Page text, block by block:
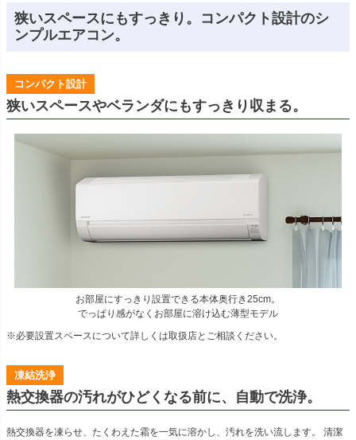
狭いスペースにもすっきり。コンパクト設計のシ
ンプルエアコン。
コンパクト設計
狭いスペースやベランダにもすっきり収まる。
お部屋にすっきり設置できる本体奥行き25cm。
でっぱり感がなくお部屋に溶け込む薄型モデル
※必要設置スペースについて詳しくは取扱店とご相談ください。
凍結洗浄
熱交換器の汚れがひどくなる前に、自動で洗浄。
熱交換器を凍らせ、たくわえた霜を一気に溶かし、汚れを洗い流します。 清潔